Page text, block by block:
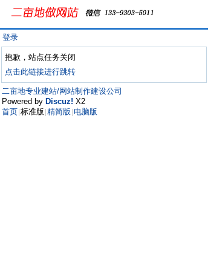
登录
抱歉，站点任务关闭
点击此链接进行跳转
二亩地专业建站/网站制作建设公司
Powered by Discuz! X2
首页 标准版 精简版 电脑版